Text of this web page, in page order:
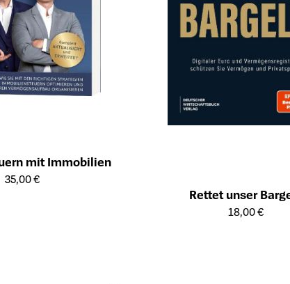
mit Immobilien
des Produkts
35,00 €
Rettet unser
Öffnet die Detailseite des
18,00 €